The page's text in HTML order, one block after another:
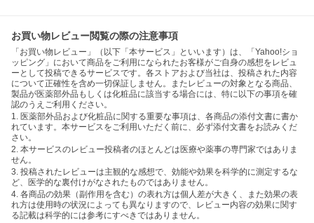
お買い物レビュー閲覧の際の注意事項
「お買い物レビュー」（以下「本サービス」といいます）は、「Yahoo!ショ
ッピング」において商品をご利用になられたお客様がご自身の感想をレビュ
ーとして投稿できるサービスです。各ストアおよび当社は、投稿された内容
について正確性を含め一切保証しません。またレビューの対象となる商品、
製品が医薬部外品もしくは化粧品に該当する場合には、特に以下の事項を確
認のうえご利用ください。
1. 医薬部外品および化粧品に関する重要な事項は、各商品の添付文書に書か
れています。本サービスをご利用いただく前に、必ず添付文書をお読みくだ
さい。
2. 本サービスのレビュー投稿者のほとんどは医療や薬事の専門家ではありま
せん。
3. 投稿されたレビューは主観的な感想で、効能や効果を科学的に測定するな
ど、医学的な裏付けがなされたものではありません。
4. 各商品の効果（副作用を含む）の表れ方は個人差が大きく、また効果の表
れ方は使用時の状況によっても異なりますので、レビュー内容の効果に関す
る記載は科学的には参考にすべきではありません。